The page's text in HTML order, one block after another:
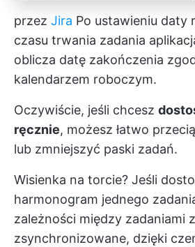
przez Jira Po ustawieniu daty
czasu trwania zadania
oblicza datę zakończenia
kalendarzem roboczym.
Oczywiście, jeśli chcesz
ręcznie, możesz łatwo
lub zmniejszyć paski zadań.
Wisienka na torcie? Jeśli
harmonogram jednego
zależności między zadaniami
zsynchronizowane, dzięki